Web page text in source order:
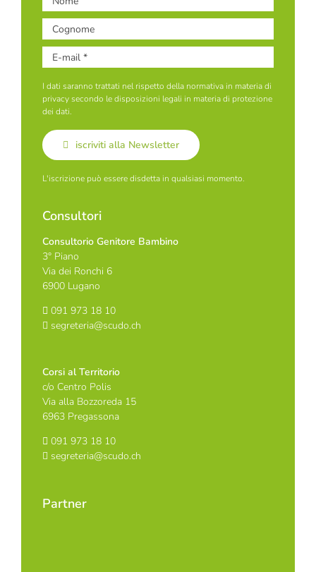
I dati saranno trattati nel rispetto della normativa in materia di
privacy secondo le disposizioni legali in materia di protezione
dei dati.
iscriviti alla Newsletter
L'iscrizione può essere disdetta in qualsiasi momento.
Consultori
Consultorio Genitore Bambino
3° Piano
Via dei Ronchi 6
6900 Lugano
091 973 18 10
segreteria@scudo.ch
Corsi al Territorio
c/o Centro Polis
Via alla Bozzoreda 15
6963 Pregassona
091 973 18 10
segreteria@scudo.ch
Partner